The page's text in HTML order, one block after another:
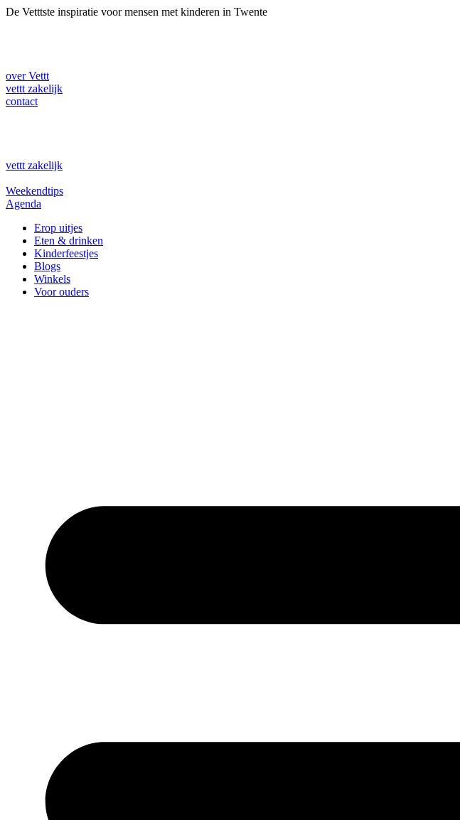
Ga
De Vetttste inspiratie voor mensen met kinderen in Twente
over Vettt
vettt zakelijk
contact
vettt zakelijk
Weekendtips
Agenda
Erop uitjes
Eten & drinken
Kinderfeestjes
Blogs
Winkels
Voor ouders